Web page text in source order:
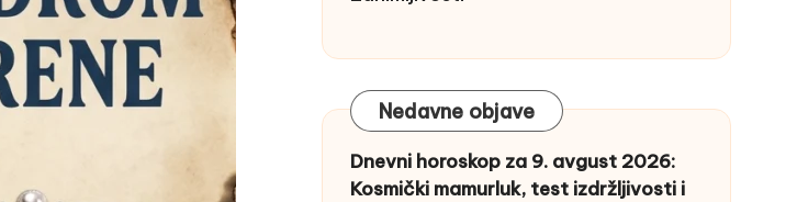
Nedavne objave
Dnevni horoskop za 9. avgust 2026:
Kosmički mamurluk, test izdržljivosti i